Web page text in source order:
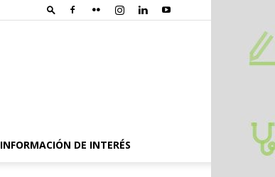
INFORMACIÓN DE INTERÉS